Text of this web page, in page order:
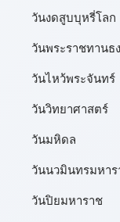
วันงดสูบบุหรี่โลก
วันพระราชทานธ
วันไหว้พระจันทร์​
วันวิทยาศาสตร์
วันมหิดล
วันนวมินทรมหาร
วันปิยมหาราช